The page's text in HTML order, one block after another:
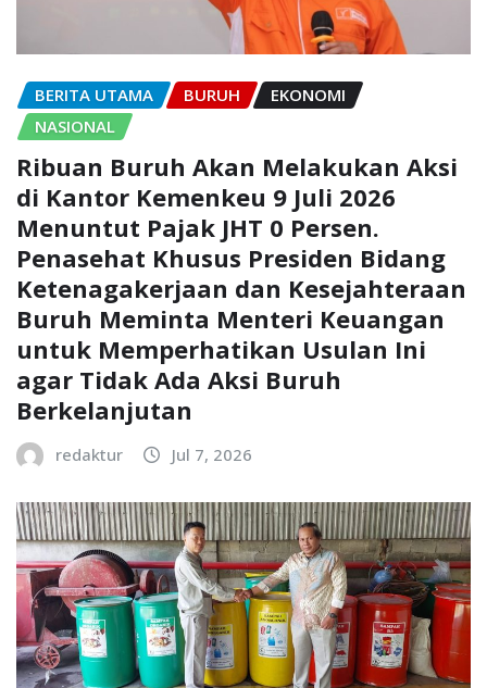
BERITA UTAMA BURUH
EKONOMI
NASIONAL
Ribuan Buruh Akan Melakukan Aksi
di Kantor Kemenkeu 9 Juli 2026
Menuntut Pajak JHT 0 Persen.
Penasehat Khusus Presiden Bidang
Ketenagakerjaan dan Kesejahteraan
Buruh Meminta Menteri Keuangan
untuk Memperhatikan Usulan Ini
agar Tidak Ada Aksi Buruh
Berkelanjutan
redaktur Jul 7, 2026